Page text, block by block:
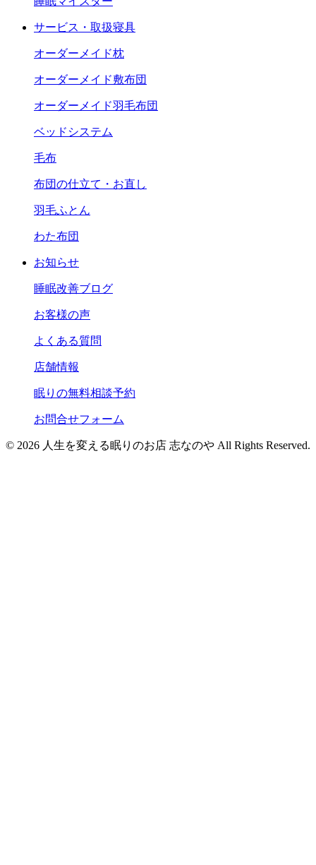
サービス・取扱寝具
オーダーメイド枕
オーダーメイド敷布団
オーダーメイド羽毛布団
ベッドシステム
毛布
布団の仕立て・お直し
羽毛ふとん
わた布団
お知らせ
睡眠改善ブログ
お客様の声
よくある質問
店舗情報
眠りの無料相談予約
お問合せフォーム
© 2026 人生を変える眠りのお店 志なのや All Rights Reserved.